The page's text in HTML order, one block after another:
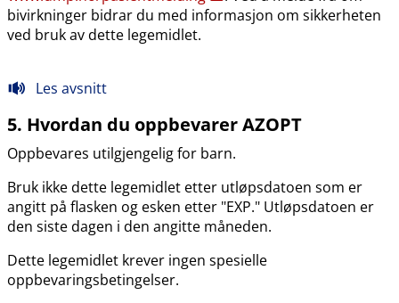
bivirkninger bidrar du med informasjon om sikkerheten
ved bruk av dette legemidlet.
Les avsnitt
5. Hvordan du oppbevarer AZOPT
Oppbevares utilgjengelig for barn.
Bruk ikke dette legemidlet etter utløpsdatoen som er
angitt på flasken og esken etter "EXP." Utløpsdatoen er
den siste dagen i den angitte måneden.
Dette legemidlet krever ingen spesielle
oppbevaringsbetingelser.